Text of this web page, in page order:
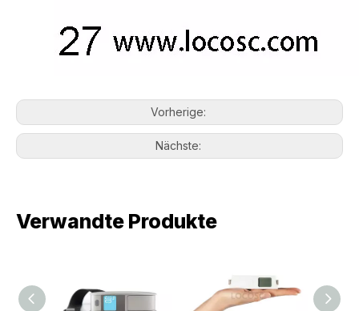
Vorherige:
Nächste:
Verwandte Produkte